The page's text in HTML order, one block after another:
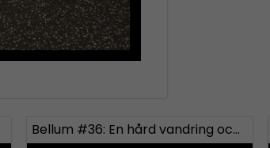
Bellum #36: En hård vandring och fystester